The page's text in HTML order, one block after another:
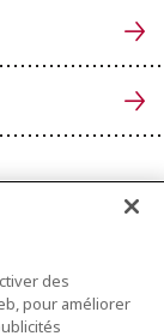
des
pour améliorer